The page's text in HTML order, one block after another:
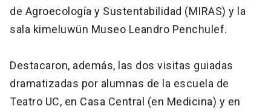
de Agroecología y Sustentabilidad (MIRAS) y la
sala kimeluwün Museo Leandro Penchulef.
Destacaron, además, las dos visitas guiadas
dramatizadas por alumnas de la escuela de
Teatro UC, en Casa Central (en Medicina) y en